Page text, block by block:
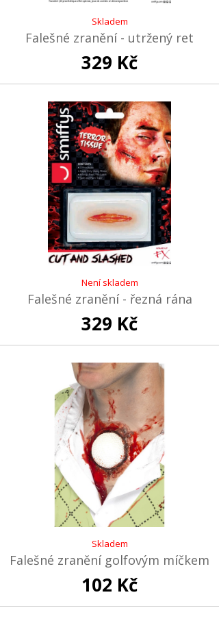
Skladem
Falešné zranění - utržený ret
329 Kč
Není skladem
Falešné zranění - řezná rána
329 Kč
Skladem
Falešné zranění golfovým míčkem
102 Kč